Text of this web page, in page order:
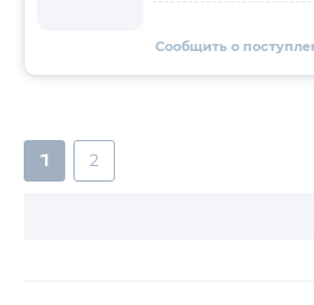
Сообщить о
1 2